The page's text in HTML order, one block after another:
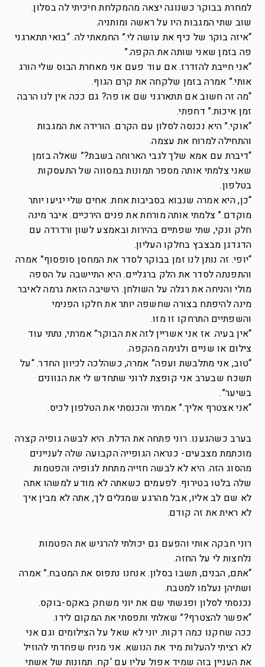
למחרת בבוקר כשנוגה יצאה מהמקלחת חיכיתי לה בסלון.
שוב שתי המגבות היו על ראשה ומותניה.
“איזה בוקר של כיף את עושה לי.” החמאתי לה. “בואי תתארגני
פה בזמן שאני שותה את הקפה.”
“אני חייבת להזדרז. אם עוד פעם אני מאחרת הבוס שלי הורג
אותי.” אמרה בזמן שלקחה את קרם הגוף.
“מה זה חשוב אם תתארגני שם או פה? גם ככה אין לנו הרבה
זמן איכות.” דחפתי.
“אוקי.” היא נכנסה לסלון עם הקרם. הורידה את המגבות
והתחילה למרוח את עצמה.
“דיברת עם אמא שלך לגבי הארוחה בשבת?” שאלה בזמן
שאני צלמתי אותה מספר תמונות במסווה של התעסקות
בטלפון.
“כן, היא אמרה שנבוא בסביבות אחת. אחים שלי יגיעו יותר
מוקדם.” צלמתי אותה מורחת את פנים הירכיים. איבר מינה
חלק ונקי, שתי שפתיים בהירות ובאמצע לשון ורדרדה עם
הדגדגן מבצבץ בחלקו העליון.
“יופי. זה נותן לנו זמן בבוקר לסדר את המחסן סופסוף” אמרה
והתפנתה לסדר את הלק ברגליים. היא התיישבה על הספה
מולי והניחה את רגלה על השולחן. הישיבה הזאת גרמה לאיבר
מינה להיפתח בצורה שחשפה יותר את חלקו הפנימי
והשפתיים התרחקו זו מזו.
“אין בעיה. אז אני אשריין לזה את הבוקר” אמרתי, נתתי עוד
צילום או שניים ולגימה מהקפה.
“טוב, אני מתלבשת ועפה” אמרה, כשהלכה לכיוון החדר. “על
תשכח שבערב אני קופצת לרוני שתחדש לי את הגוונים
בשיער”.
“אני אצטרף אליך.” אמרתי והכנסתי את הטלפון לכיס.
בערב כשהגענו. רוני פתחה את הדלת. היא לבשה גופיה קצרה
מוכתמת מצבעים- כנראה הגופייה הקבועה שלה לעניינים
מהסוג הזה. היא לא לבשה חזייה מתחת לגופיה והפטמות
שלה בלטו בטירוף. לפעמים כשאתה לא מודע למשהו אתה
לא שם לב אליו, אבל מהרגע שמגלים לך, אתה לא מבין איך
לא ראית את זה קודם.
רוני חבקה אותי והפעם גם יכולתי להרגיש את הפטמות
נלחצות לי על החזה.
“אתם, הבנים, תשבו בסלון. אנחנו נתפוס את המטבח.” אמרה
ושתיהן נעלמו למטבח.
נכנסתי לסלון ופגשתי שם את יוני משחק באקס-בוקס.
“אפשר להצטרף?” שאלתי ותפסתי את המקום לידו.
ככה שחקנו כמה דקות. יוני לא שאל על הצילומים וגם אני
לא רציתי להעלות מיד את הנושא. אני מניח שפחדתי להוזיל
את העניין בזה שמיד אפול עליו עם ‘קח. תמונות של אשתי